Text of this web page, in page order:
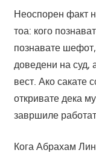
Неоспорен факт
тоа: кого
познавате
доведени на суд,
вест. Ако сакате
откривате дека
завршиле
Кога Абрахам